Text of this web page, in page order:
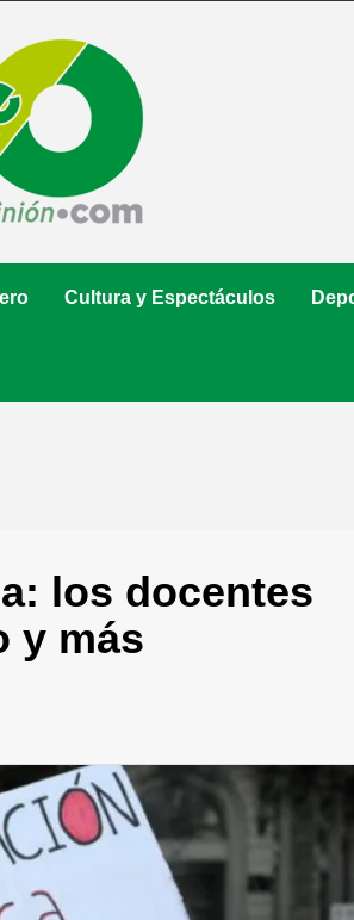
Cultura y Espectáculos
los docentes
y más